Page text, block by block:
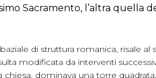
Sacramento, l’altra quella
di struttura romanica, risale
modificata da interventi
chiesa, dominava una torre